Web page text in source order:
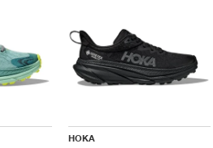
HOKA